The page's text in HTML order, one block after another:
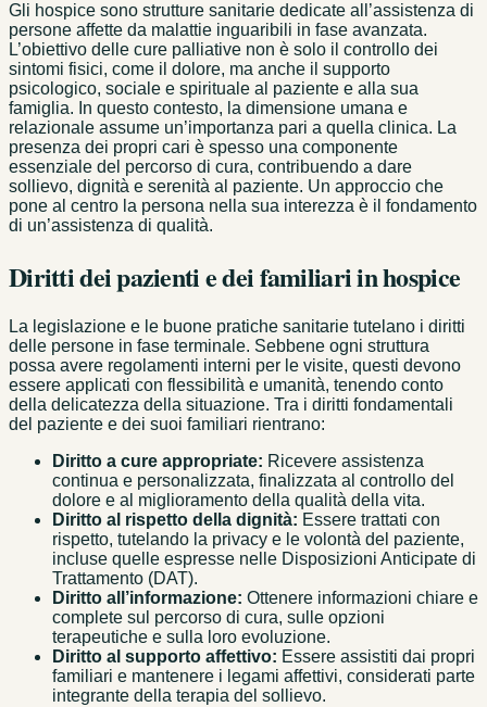
Gli hospice sono strutture sanitarie dedicate all’assistenza di
persone affette da malattie inguaribili in fase avanzata.
L’obiettivo delle cure palliative non è solo il controllo dei
sintomi fisici, come il dolore, ma anche il supporto
psicologico, sociale e spirituale al paziente e alla sua
famiglia. In questo contesto, la dimensione umana e
relazionale assume un’importanza pari a quella clinica. La
presenza dei propri cari è spesso una componente
essenziale del percorso di cura, contribuendo a dare
sollievo, dignità e serenità al paziente. Un approccio che
pone al centro la persona nella sua interezza è il fondamento
di un’assistenza di qualità.
Diritti dei pazienti e dei familiari in hospice
La legislazione e le buone pratiche sanitarie tutelano i diritti
delle persone in fase terminale. Sebbene ogni struttura
possa avere regolamenti interni per le visite, questi devono
essere applicati con flessibilità e umanità, tenendo conto
della delicatezza della situazione. Tra i diritti fondamentali
del paziente e dei suoi familiari rientrano:
Diritto a cure appropriate: Ricevere assistenza
continua e personalizzata, finalizzata al controllo del
dolore e al miglioramento della qualità della vita.
Diritto al rispetto della dignità: Essere trattati con
rispetto, tutelando la privacy e le volontà del paziente,
incluse quelle espresse nelle Disposizioni Anticipate di
Trattamento (DAT).
Diritto all’informazione: Ottenere informazioni chiare e
complete sul percorso di cura, sulle opzioni
terapeutiche e sulla loro evoluzione.
Diritto al supporto affettivo: Essere assistiti dai propri
familiari e mantenere i legami affettivi, considerati parte
integrante della terapia del sollievo.